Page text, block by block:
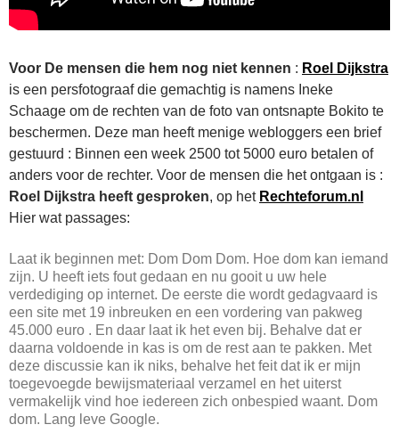
Voor De mensen die hem nog niet kennen : Roel Dijkstra
is een persfotograaf die gemachtig is namens Ineke
Schaage om de rechten van de foto van ontsnapte Bokito te
beschermen. Deze man heeft menige webloggers een brief
gestuurd : Binnen een week 2500 tot 5000 euro betalen of
anders voor de rechter. Voor de mensen die het ontgaan is :
Roel Dijkstra heeft gesproken, op het Rechteforum.nl
Hier wat passages:
Laat ik beginnen met: Dom Dom Dom. Hoe dom kan iemand
zijn. U heeft iets fout gedaan en nu gooit u uw hele
verdediging op internet. De eerste die wordt gedagvaard is
een site met 19 inbreuken en een vordering van pakweg
45.000 euro . En daar laat ik het even bij. Behalve dat er
daarna voldoende in kas is om de rest aan te pakken. Met
deze discussie kan ik niks, behalve het feit dat ik er mijn
toegevoegde bewijsmateriaal verzamel en het uiterst
vermakelijk vind hoe iedereen zich onbespied waant. Dom
dom. Lang leve Google.